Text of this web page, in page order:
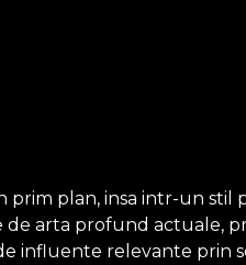
plan, insa intr-un
de arta profund
influente relevante prin